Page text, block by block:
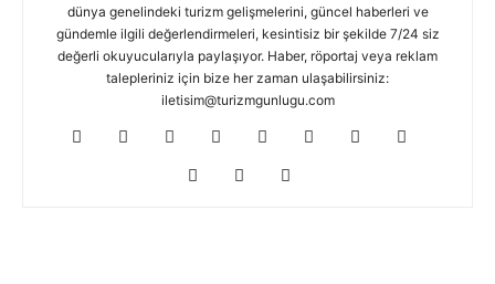
dünya genelindeki turizm gelişmelerini, güncel haberleri ve
gündemle ilgili değerlendirmeleri, kesintisiz bir şekilde 7/24 siz
değerli okuyucularıyla paylaşıyor. Haber, röportaj veya reklam
talepleriniz için bize her zaman ulaşabilirsiniz:
iletisim@turizmgunlugu.com